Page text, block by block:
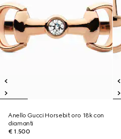
Anello Gucci Horsebit oro 18k con
diamanti
€ 1.500